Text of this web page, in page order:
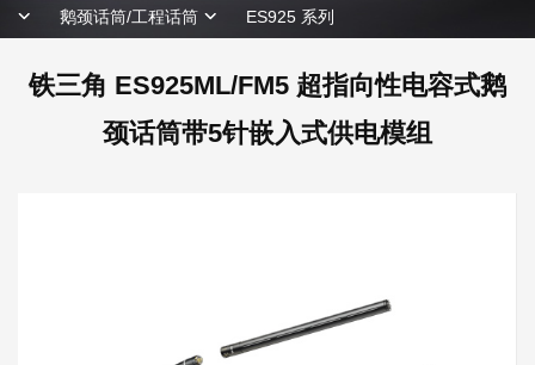
鹅颈话筒/工程话筒
ES925 系列
铁三角 ES925ML/FM5 超指向性电容式鹅
颈话筒带5针嵌入式供电模组